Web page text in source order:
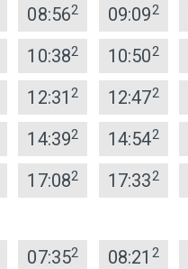
08:562 09:092
10:382 10:502
12:312 12:472
14:392 14:542
17:082 17:332
07:352 08:21 2